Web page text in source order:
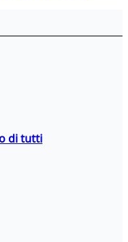
di tutti